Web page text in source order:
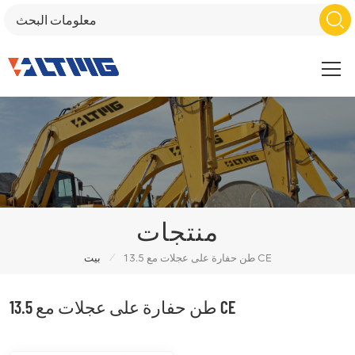
منتجات
بيت / 13.5 طن حفارة على عجلات مع CE
13.5 طن حفارة على عجلات مع CE